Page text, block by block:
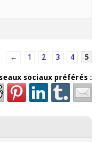
← 1 2 3 4
5
sociaux préférés :